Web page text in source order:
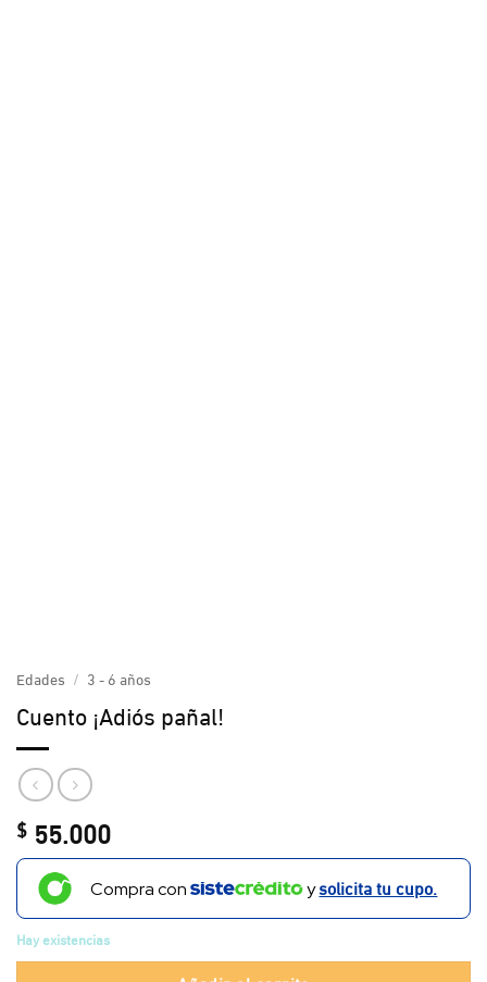
Edades / 3 - 6 años
Cuento ¡Adiós pañal!
$ 55.000
Compra con ysolicita tu cupo.
Hay existencias